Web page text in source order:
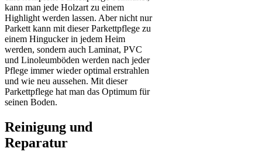
kann man jede Holzart zu einem
Highlight werden lassen. Aber nicht nur
Parkett kann mit dieser Parkettpflege zu
einem Hingucker in jedem Heim
werden, sondern auch Laminat, PVC
und Linoleumböden werden nach jeder
Pflege immer wieder optimal erstrahlen
und wie neu aussehen. Mit dieser
Parkettpflege hat man das Optimum für
seinen Boden.
Reinigung und
Reparatur